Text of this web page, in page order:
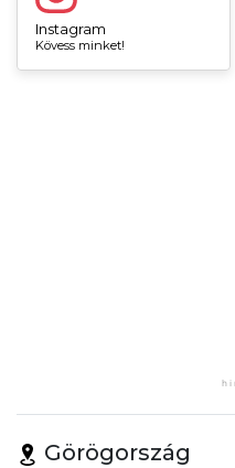
Instagram
Kövess minket!
Görögország